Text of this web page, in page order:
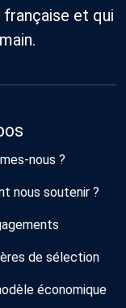
et qui
nous ?
nous soutenir ?
de sélection
économique